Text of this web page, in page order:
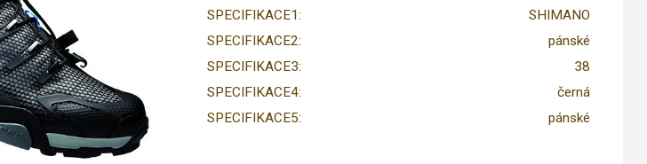
SPECIFIKACE1:
SHIMANO
SPECIFIKACE2:
pánské
SPECIFIKACE3:
38
SPECIFIKACE4:
černá
SPECIFIKACE5:
pánské